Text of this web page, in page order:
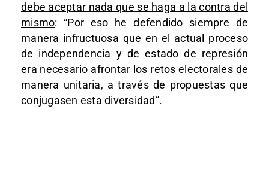
debe aceptar nada que se haga a la contra del
mismo: “Por eso he defendido siempre de
manera infructuosa que en el actual proceso
de independencia y de estado de represión
era necesario afrontar los retos electorales de
manera unitaria, a través de propuestas que
conjugasen esta diversidad”.